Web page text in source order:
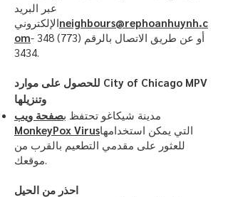
عبر البريد
الإلكترونيneighbours@rephoanhuynh.c
om
أو عن طريق الاتصال بالرقم
(773) 348 -
3434.
للحصول على موارد City of Chicago MPV
وتنزيلها
مدينة شيكاغو تحتفظ بصفحة ويب
MonkeyPox Virusالتي يمكن استخدامها
للعثور على مقدمي التطعيم بالقرب من
موقعك.
احذر من الحيل